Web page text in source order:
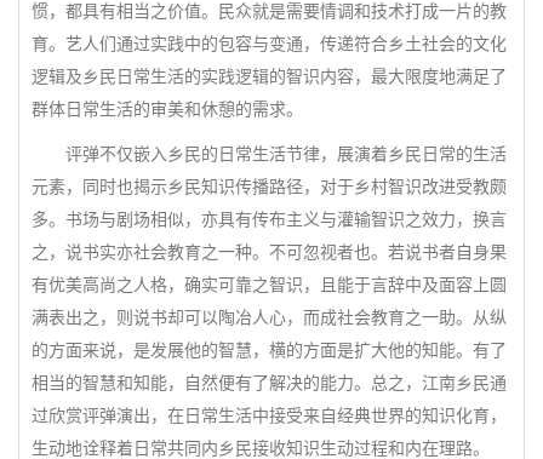
惯，都具有相当之价值。民众就是需要情调和技术打成一片的教
育。艺人们通过实践中的包容与变通，传递符合乡土社会的文化
逻辑及乡民日常生活的实践逻辑的智识内容，最大限度地满足了
群体日常生活的审美和休憩的需求。
评弹不仅嵌入乡民的日常生活节律，展演着乡民日常的生活
元素，同时也揭示乡民知识传播路径，对于乡村智识改进受教颇
多。书场与剧场相似，亦具有传布主义与灌输智识之效力，换言
之，说书实亦社会教育之一种。不可忽视者也。若说书者自身果
有优美高尚之人格，确实可靠之智识，且能于言辞中及面容上圆
满表出之，则说书却可以陶冶人心，而成社会教育之一助。从纵
的方面来说，是发展他的智慧，横的方面是扩大他的知能。有了
相当的智慧和知能，自然便有了解决的能力。总之，江南乡民通
过欣赏评弹演出，在日常生活中接受来自经典世界的知识化育，
生动地诠释着日常共同内乡民接收知识生动过程和内在理路。